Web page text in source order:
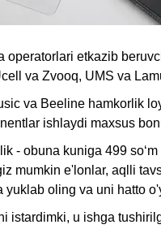
operatorlari etkazib
va Zvooq, UMS va
va Beeline hamkorlik
ishlaydi maxsus
- obuna kuniga 499
mumkin e'lonlar, aqlli
yuklab oling va uni hatto
istardimki, u ishga